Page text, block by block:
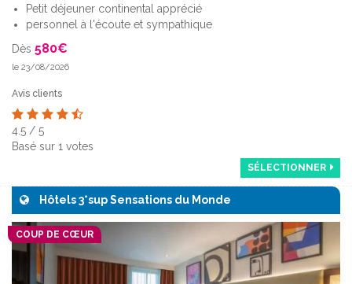
Petit déjeuner continental apprécié
personnel à l'écoute et sympathique
Dès 580€
le 23/08/2026
Avis clients
4.5 / 5
Basé sur 1 votes
SÉLECTIONNER
Hôtels 3*sup Sensations du Monde
COUP DE CŒUR